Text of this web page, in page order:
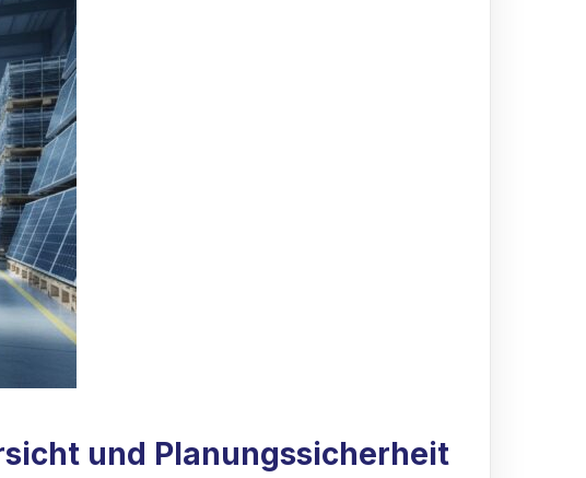
und Planungssicherheit